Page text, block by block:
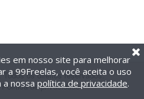
Todos os direitos reservados.
Política de privacidade
em nosso site para melhorar
a 99Freelas, você aceita o uso
nossa política de privacidade.